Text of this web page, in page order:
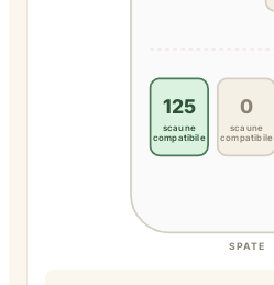
SPATE
125
scaune
compatibile
0
scaune
compatibile